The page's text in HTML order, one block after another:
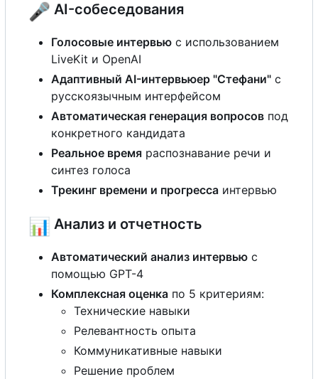
🎤 AI-собеседования
Голосовые интервью с использованием
LiveKit и OpenAI
Адаптивный AI-интервьюер "Стефани" с
русскоязычным интерфейсом
Автоматическая генерация вопросов под
конкретного кандидата
Реальное время распознавание речи и
синтез голоса
Трекинг времени и прогресса интервью
📊 Анализ и отчетность
Автоматический анализ интервью с
помощью GPT-4
Комплексная оценка по 5 критериям:
Технические навыки
Релевантность опыта
Коммуникативные навыки
Решение проблем